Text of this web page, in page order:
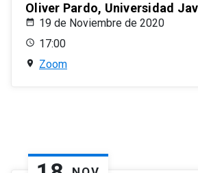
Oliver Pardo, Universidad
19 de Noviembre de 2020
17:00
Zoom